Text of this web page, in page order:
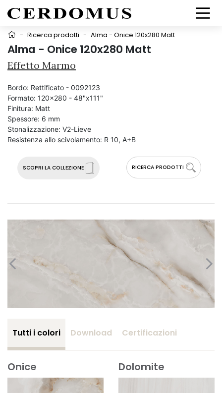
- Ricerca prodotti - Alma - Onice 120x280 Matt
Alma - Onice 120x280 Matt
Effetto Marmo
SCOPRI LA COLLEZIONE RICERCA PRODOTTI
Bordo: Rettificato - 0092123
Formato: 120x280 - 48"x111"
Finitura: Matt
Spessore: 6 mm
Stonalizzazione: V2-Lieve
Resistenza allo scivolamento: R 10, A+B
Tutti i colori Download Certificazioni
Onice Dolomite